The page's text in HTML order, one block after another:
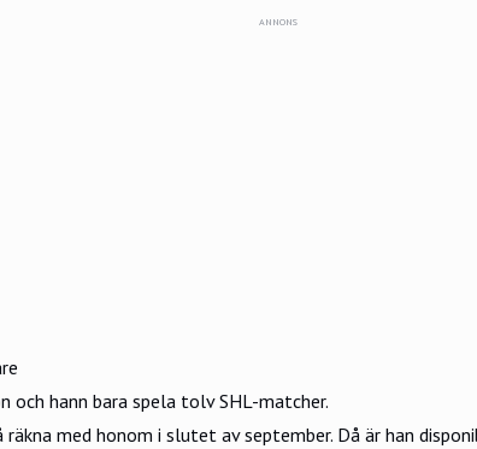
ANNONS
hann bara spela tolv SHL-matcher.
med honom i slutet av september. Då är han